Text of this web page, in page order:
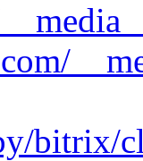
bitrix/